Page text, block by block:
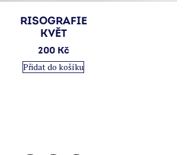
RISOGRAFIE
KVĚT
200 Kč
Přidat do košíku